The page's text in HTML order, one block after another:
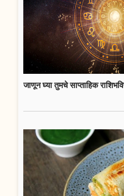
जाणून घ्या तुमचे साप्ताहिक